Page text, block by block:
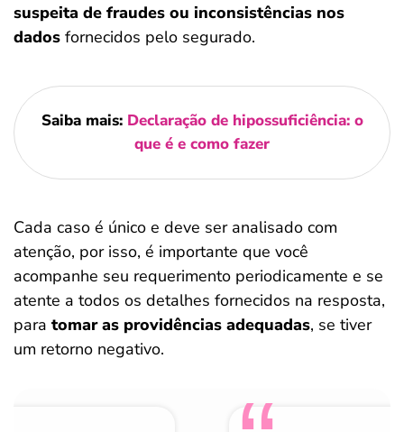
suspeita de fraudes ou inconsistências nos
dados fornecidos pelo segurado.
Saiba mais: Declaração de hipossuficiência: o
que é e como fazer
Cada caso é único e deve ser analisado com
atenção, por isso, é importante que você
acompanhe seu requerimento periodicamente e se
atente a todos os detalhes fornecidos na resposta,
para tomar as providências adequadas, se tiver
um retorno negativo.